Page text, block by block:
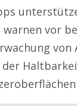
vor